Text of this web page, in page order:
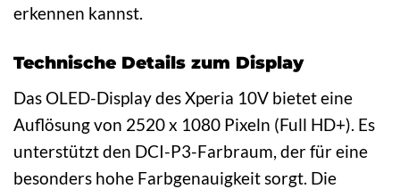
erkennen kannst.
Technische Details zum Display
Das OLED-Display des Xperia 10V bietet eine
Auflösung von 2520 x 1080 Pixeln (Full HD+). Es
unterstützt den DCI-P3-Farbraum, der für eine
besonders hohe Farbgenauigkeit sorgt. Die